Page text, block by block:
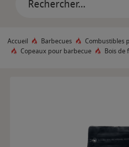
Accueil Barbecues
Combustibles
Copeaux pour barbecue
Bois de